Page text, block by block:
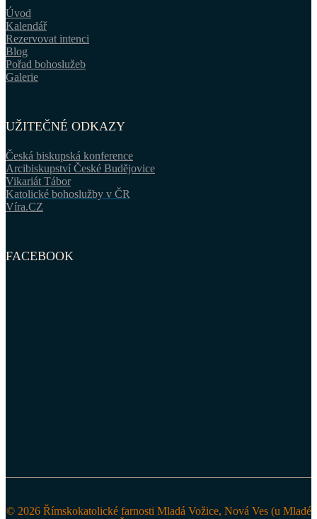
Úvod
Kalendář
Rezervovat intenci
Blog
Pořad bohoslužeb
Galerie
UŽITEČNÉ ODKAZY
Česká biskupská konference
Arcibiskupství České Budějovice
Vikariát Tábor
Katolické bohoslužby v ČR
Víra.CZ
FACEBOOK
© 2026 Římskokatolické farnosti Mladá Vožice, Nová Ves (u Mladé